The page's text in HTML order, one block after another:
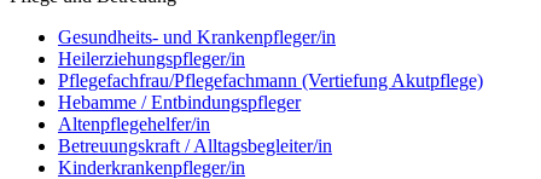
Gesundheits- und Krankenpfleger/in
Heilerziehungspfleger/in
Pflegefachfrau/Pflegefachmann (Vertiefung Akutpflege)
Hebamme / Entbindungspfleger
Altenpflegehelfer/in
Betreuungskraft / Alltagsbegleiter/in
Kinderkrankenpfleger/in